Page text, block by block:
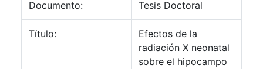
Documento: Tesis Doctoral
Título:
Efectos de la
radiación X neonatal
sobre el hipocampo